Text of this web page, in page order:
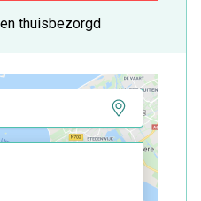
thuisbezorgd